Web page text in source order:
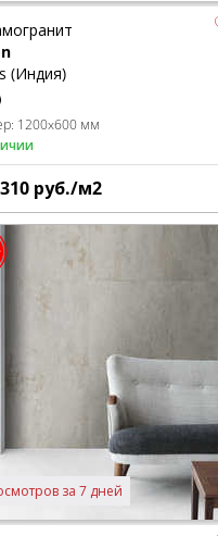
(Индия)
1200x600 мм
руб./м2
за 7 дней